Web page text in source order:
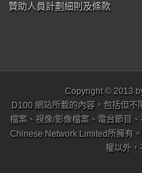
贊助人員計劃細則及條款
Copyright © 2013
D100 網站所載的內容，包括但
檔案、視像/影像檔案、電台節目
Chinese Network Limited所擁有
權以外，